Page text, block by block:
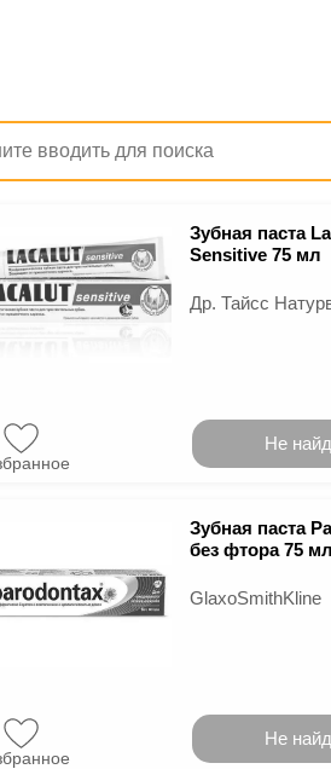
Красота и уход Уход за
Зубная паста
Sensitive 75 мл
Др. Тайсс
Не
Зубная паста
без фтора 75 мл
GlaxoSmithKline
Не